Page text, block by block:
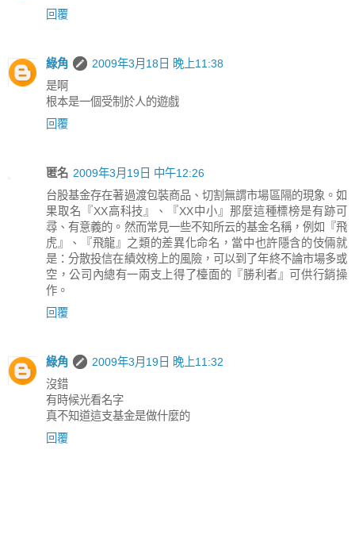
回覆
綠角
2009年3月18日 晚上11:38
是啊
根本是一個受制於人的遊戲
回覆
匿名 2009年3月19日 中午12:26
台股基金存在著過渡包裝商品、切割無謂市場區隔的現象。如
果取名『XX高科技』、『XX中小』那麼這種標榜是有跡可
尋、有意義的。然而常見一些不知所云的基金名稱，例如『飛
虎』、『飛龍』之類的差異化命名，當中也許隱含的伎倆就
是：分散投信在績效榜上的風險，可以到了年終不論市場多或
空，公司內總有一兩支上得了檯面的『勝利者』可供行銷操
作。
回覆
綠角
2009年3月19日 晚上11:32
沒錯
有時候光看名字
真不知道這支基金是做什麼的
回覆